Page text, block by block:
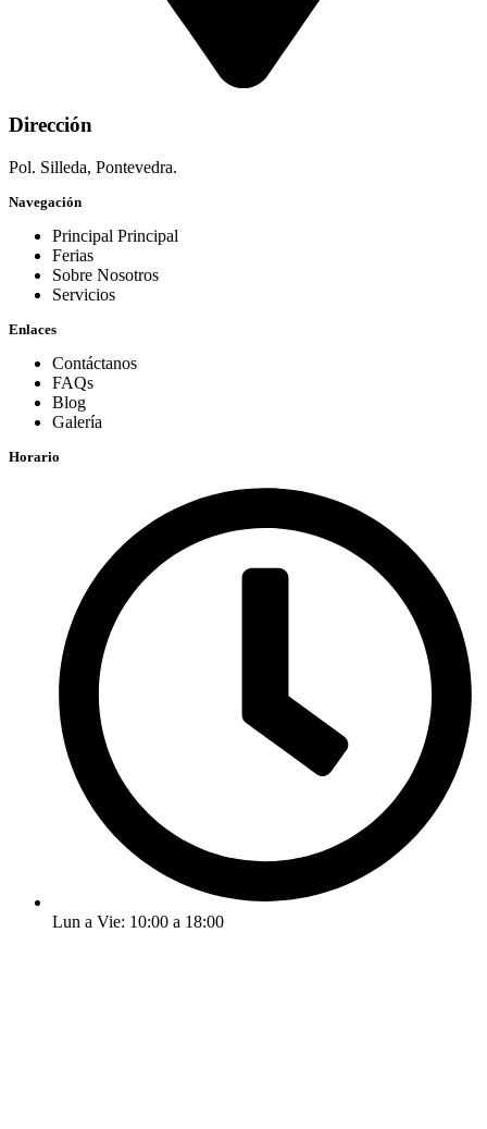
Dirección
Pol. Silleda, Pontevedra.
Navegación
Principal Principal
Ferias
Sobre Nosotros
Servicios
Enlaces
Contáctanos
FAQs
Blog
Galería
Horario
Lun a Vie: 10:00 a 18:00